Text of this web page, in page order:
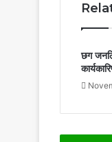
पुनर्वास
कार्यों
तेजी
लाने
के
छग